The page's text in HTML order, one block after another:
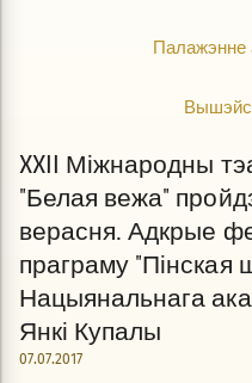
Палажэнне
XXII Міжнародны
"Белая вежа"
верасня. Адкрые
праграму "Пінская
Нацыянальнага
Янкі Купалы
07.07.2017